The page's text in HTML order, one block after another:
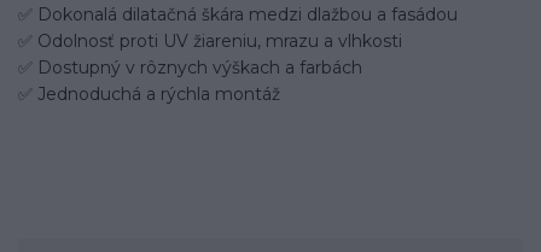
✅ Dokonalá dilatačná škára medzi dlažbou a fasádou
✅ Odolnosť proti UV žiareniu, mrazu a vlhkosti
✅ Dostupný v rôznych výškach a farbách
✅ Jednoduchá a rýchla montáž